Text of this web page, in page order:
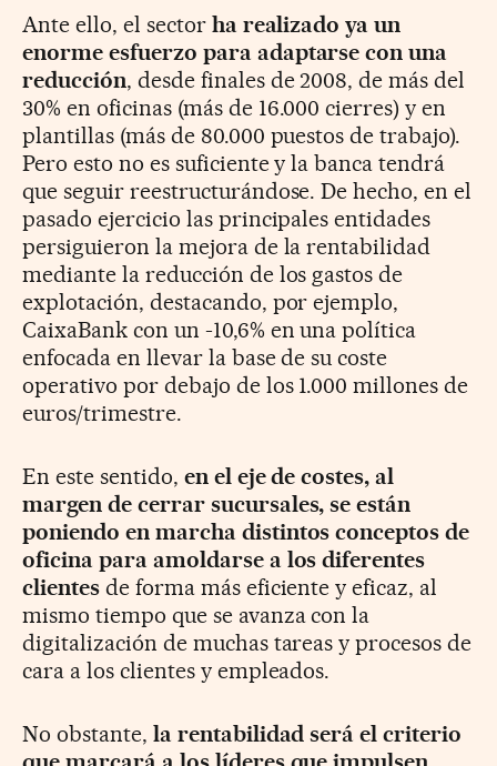
Ante ello, el sectorha realizado ya un
enorme esfuerzo para adaptarse con una
reducción, desde finales de 2008, de más del
30% en oficinas (más de 16.000 cierres) y en
plantillas (más de 80.000 puestos de trabajo).
Pero esto no es suficiente y la banca tendrá
que seguir reestructurándose. De hecho, en el
pasado ejercicio las principales entidades
persiguieron la mejora de la rentabilidad
mediante la reducción de los gastos de
explotación, destacando, por ejemplo,
CaixaBank con un -10,6% en una política
enfocada en llevar la base de su coste
operativo por debajo de los 1.000 millones de
euros/trimestre.
En este sentido, en el eje de costes, al
margen de cerrar sucursales, se están
poniendo en marcha distintos conceptos de
oficina para amoldarse a los diferentes
clientesde forma más eficiente y eficaz, al
mismo tiempo que se avanza con la
digitalización de muchas tareas y procesos de
cara a los clientes y empleados.
No obstante, la rentabilidad será el criterio